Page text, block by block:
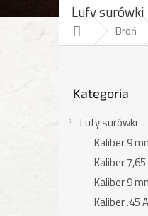
Lufy surówki
Home Broń
kategorie
Kategoria
Lufy surówki
Kaliber 9
Kaliber
Kaliber 9
Kaliber .45